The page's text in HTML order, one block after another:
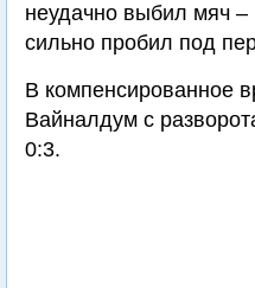
неудачно выбил мяч
сильно пробил под
В компенсированное
Вайналдум с
0:3.